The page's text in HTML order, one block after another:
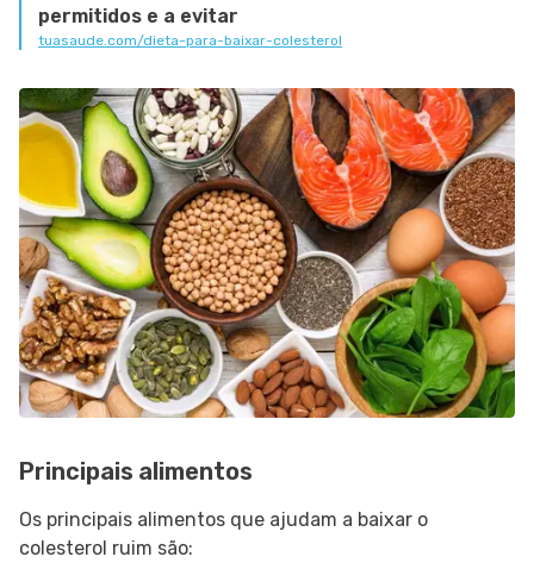
permitidos e a evitar
tuasaude.com/dieta-para-baixar-colesterol
Principais alimentos
Os principais alimentos que ajudam a baixar o
colesterol ruim são: